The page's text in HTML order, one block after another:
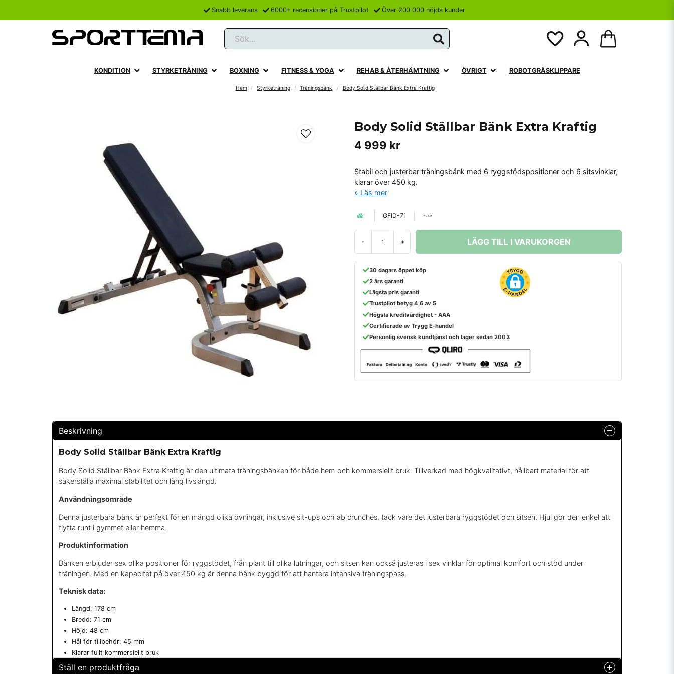
Snabb leverans 6000+ recensioner på Trustpilot Över 200 000 nöjda kunder
Sök...
KONDITION STYRKETRÄNING BOXNING FITNESS & YOGA REHAB & ÅTERHÄMTNING ÖVRIGT ROBOTGRÄSKLIPPARE
Hem Styrketräning Träningsbänk Body Solid Ställbar Bänk Extra Kraftig
Body Solid Ställbar Bänk Extra Kraftig
4 999 kr
Stabil och justerbar träningsbänk med 6 ryggstödspositioner och 6 sitsvinklar,
klarar över 450 kg.
Läs mer
GFID-71
- + LÄGG TILL I VARUKORGEN
30 dagars öppet köp
2 års garanti
Lägsta pris garanti
Trustpilot betyg 4,6 av 5
Högsta kreditvärdighet - AAA
Certifierade av Trygg E-handel
Personlig svensk kundtjänst och lager sedan 2003
Beskrivning
Body Solid Ställbar Bänk Extra Kraftig
Body Solid Ställbar Bänk Extra Kraftig är den ultimata träningsbänken för både hem och kommersiellt bruk. Tillverkad med högkvalitativt, hållbart material för att
säkerställa maximal stabilitet och lång livslängd.
Användningsområde
Denna justerbara bänk är perfekt för en mängd olika övningar, inklusive sit-ups och ab crunches, tack vare det justerbara ryggstödet och sitsen. Hjul gör den enkel att
flytta runt i gymmet eller hemma.
Produktinformation
Bänken erbjuder sex olika positioner för ryggstödet, från plant till olika lutningar, och sitsen kan också justeras i sex vinklar för optimal komfort och stöd under
träningen. Med en kapacitet på över 450 kg är denna bänk byggd för att hantera intensiva träningspass.
Teknisk data:
Längd: 178 cm
Bredd: 71 cm
Höjd: 48 cm
Hål för tillbehör: 45 mm
Klarar fullt kommersiellt bruk
Ställ en produktfråga